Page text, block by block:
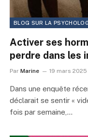
BLOG SUR LA
Activer ses
perdre dans les
Par Marine 19 mars 2025
Dans une enquête
déclarait se sentir «
fois par semaine,…